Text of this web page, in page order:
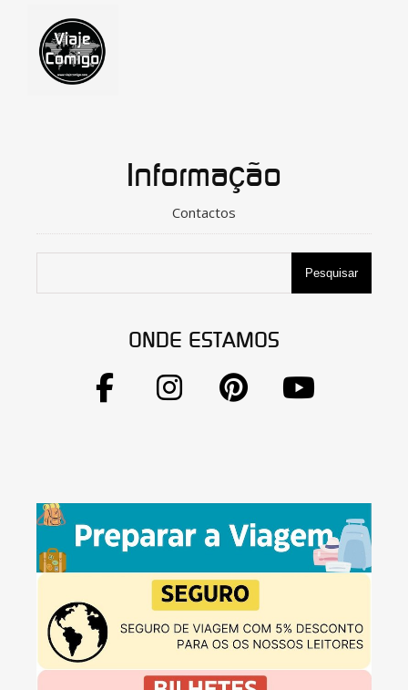
Informação
Contactos
Pesquisar
ONDE ESTAMOS